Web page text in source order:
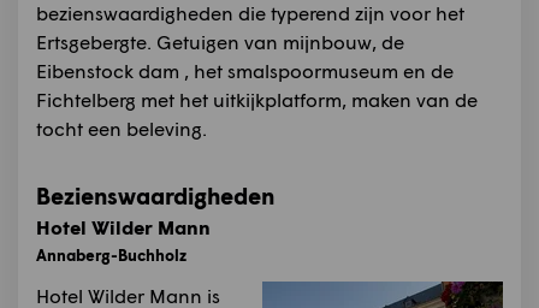
bezienswaardigheden die typerend zijn voor het
Ertsgebergte. Getuigen van mijnbouw, de
Eibenstock dam , het smalspoormuseum en de
Fichtelberg met het uitkijkplatform, maken van de
tocht een beleving.
Bezienswaardigheden
Hotel Wilder Mann
Annaberg-Buchholz
Hotel Wilder Mann is